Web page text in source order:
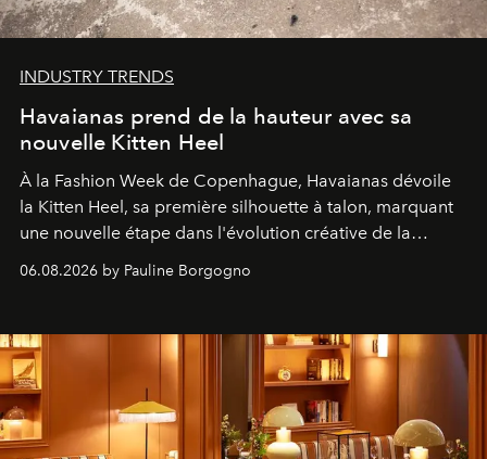
INDUSTRY TRENDS
Havaianas prend de la hauteur avec sa
nouvelle Kitten Heel
À la Fashion Week de Copenhague, Havaianas dévoile
la Kitten Heel, sa première silhouette à talon, marquant
une nouvelle étape dans l'évolution créative de la
06.08.2026 by Pauline Borgogno